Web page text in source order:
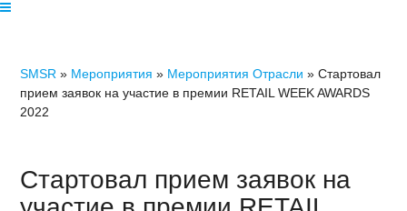
SMSR » Мероприятия » Мероприятия Отрасли » Стартовал
прием заявок на участие в премии RETAIL WEEK AWARDS
2022
Стартовал прием заявок на